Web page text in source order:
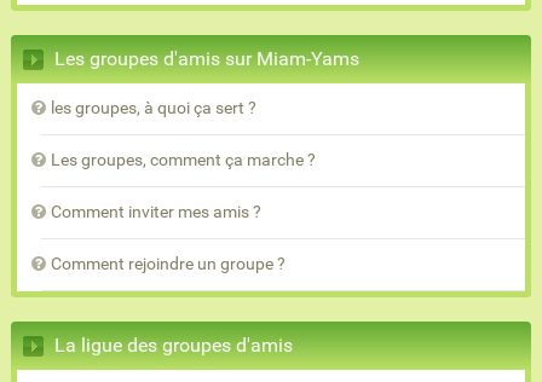
Les groupes d'amis sur Miam-Yams
les groupes, à quoi ça sert ?
Les groupes, comment ça marche ?
Comment inviter mes amis ?
Comment rejoindre un groupe ?
La ligue des groupes d'amis